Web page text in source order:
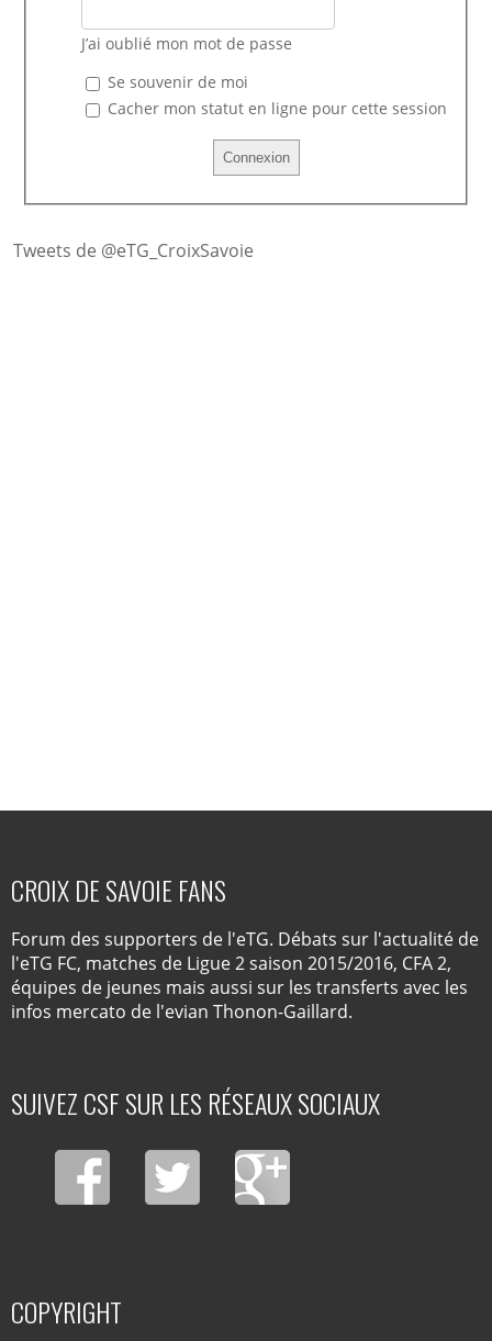
J’ai oublié mon mot de passe
Se souvenir de moi
Cacher mon statut en ligne pour cette session
Tweets de @eTG_CroixSavoie
CROIX DE SAVOIE FANS
Forum des supporters de l'eTG. Débats sur l'actualité de
l'eTG FC, matches de Ligue 2 saison 2015/2016, CFA 2,
équipes de jeunes mais aussi sur les transferts avec les
infos mercato de l'evian Thonon-Gaillard.
SUIVEZ CSF SUR LES RÉSEAUX SOCIAUX
COPYRIGHT